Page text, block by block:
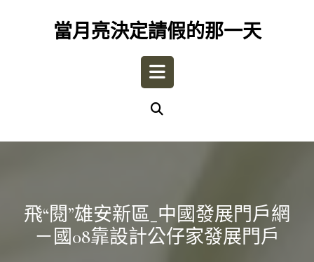
當月亮決定請假的那一天
Open
飛“閱”雄安新區_中國發展門戶網
－國08靠設計公仔家發展門戶